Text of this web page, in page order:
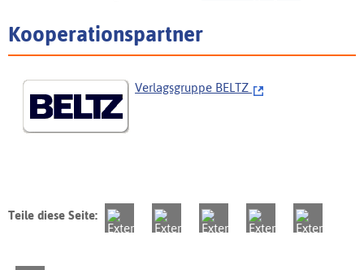
Kooperationspartner
Verlagsgruppe BELTZ
Teile diese Seite: